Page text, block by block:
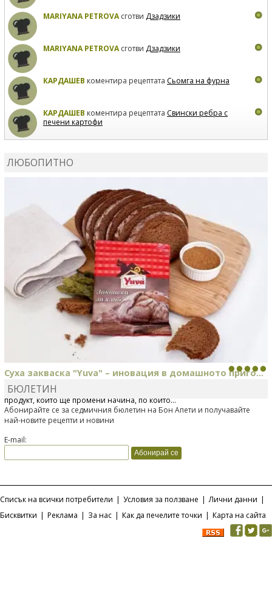
MARIYANA PETROVAсготви Дзадзики
MARIYANA PETROVAсготви Дзадзики
КАРДАШЕВ коментира рецептата Сьомга на фурна
КАРДАШЕВ коментира рецептата Свински ребра с
печени картофи
ЛЮБОПИТНО
Суха закваска "Yuva" – иновация в домашното приго...
Отскоро Лесафр България стартира предлагането на изцяло нов
продукт, който ще промени начина, по който...
БЮЛЕТИН
Абонирайте се за седмичния бюлетин на Бон Апети и получавайте
най-новите рецепти и новини
E-mail:
Списък на всички потребители | Условия за ползване | Лични данни |
Бисквитки | Реклама | За нас | Как да печелите точки | Карта на сайта